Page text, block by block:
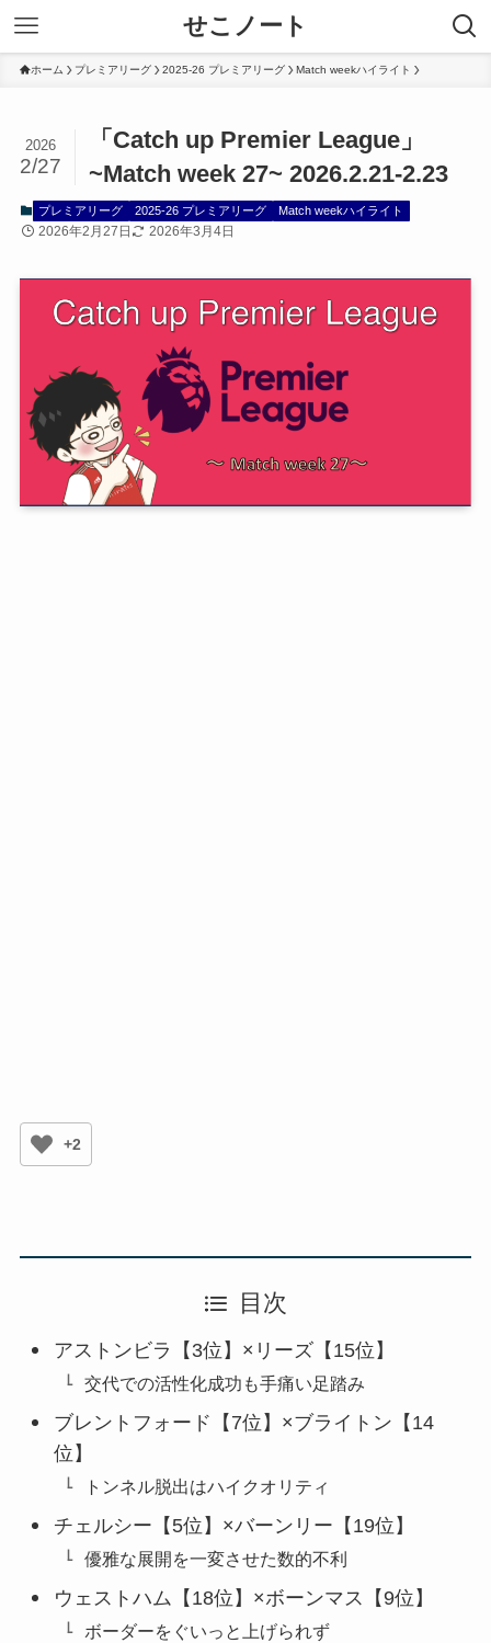
せこノート
ホーム プレミアリーグ 2025-26 プレミアリーグ Match weekハイライト
「Catch up Premier League」
~Match week 27~ 2026.2.21-2.23
2026
2/27
プレミアリーグ 2025-26 プレミアリーグ Match weekハイライト
2026年2月27日 2026年3月4日
+2
目次
アストンビラ【3位】×リーズ【15位】
交代での活性化成功も手痛い足踏み
ブレントフォード【7位】×ブライトン【14
位】
トンネル脱出はハイクオリティ
チェルシー【5位】×バーンリー【19位】
優雅な展開を一変させた数的不利
ウェストハム【18位】×ボーンマス【9位】
ボーダーをぐいっと上げられず